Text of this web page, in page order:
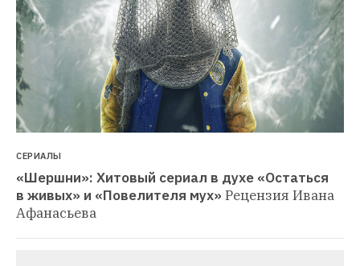
СЕРИАЛЫ
«Шершни»: Хитовый сериал в духе «Остаться
в живых» и «Повелителя мух» Рецензия Ивана
Афанасьева